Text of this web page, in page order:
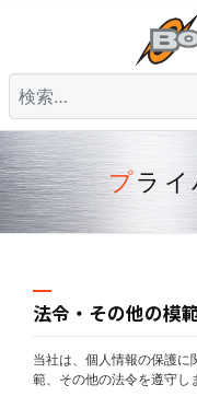
検索
プラ
法令・その他の模
当社は、個人情報の保護に
範、その他の法令を遵守し